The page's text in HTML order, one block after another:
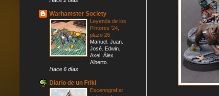
Warhamster Society
Leyenda de los
Pintores '24,
plazo 26 -
Manuel. Juan.
José. Edwin.
Axel. Álex.
Alberto.
Hace 6 días
Diario de un Friki
Escenografía: